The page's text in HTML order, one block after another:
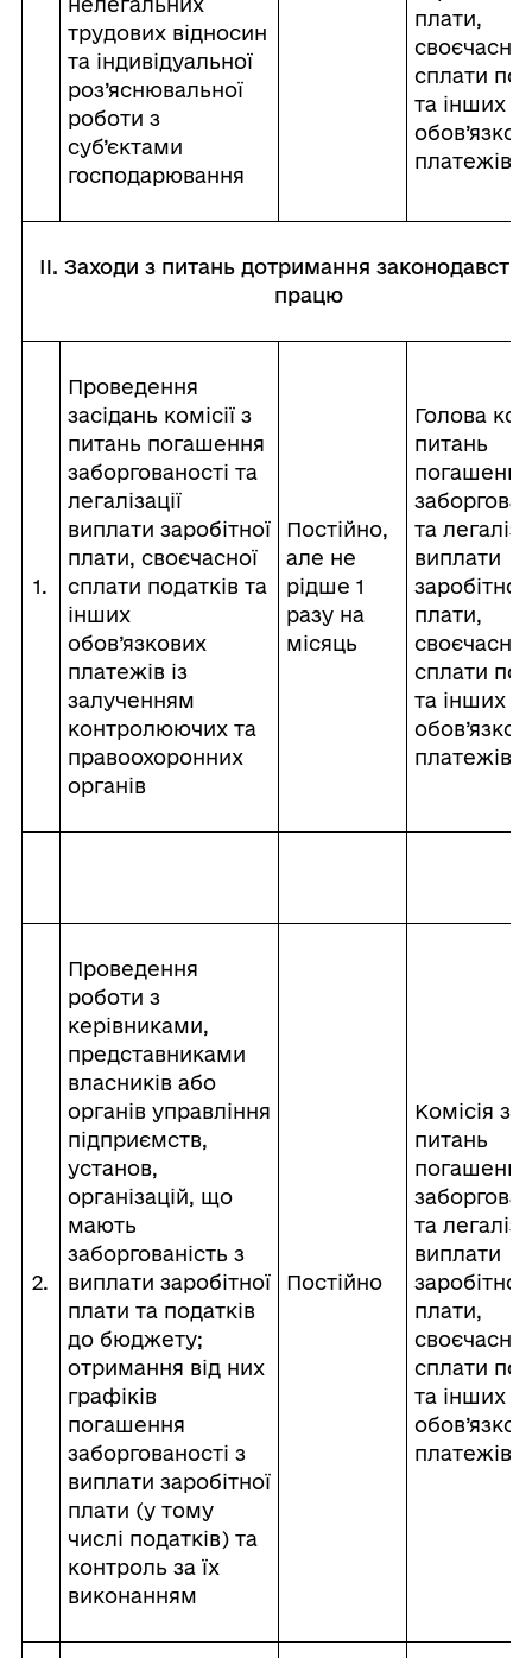
трудових відносин
та індивідуальної
роз’яснювальної
роботи з
суб’єктами
господарювання
плати,
своєчасної
сплати
та інших
платежів
II. Заходи з питань дотримання
працю
1.
Проведення
засідань комісії з
питань погашення
заборгованості та
легалізації
виплати заробітної
плати, своєчасної
сплати податків та
інших
обов’язкових
платежів із
залученням
контролюючих та
правоохоронних
органів
Постійно,
але не
рідше 1
разу на
місяць
Голова
питань
погашення
та
виплати
заробітної
плати,
своєчасної
сплати
та інших
платежів
2.
Проведення
роботи з
керівниками,
представниками
власників або
органів управління
підприємств,
установ,
організацій, що
мають
заборгованість з
виплати заробітної
плати та податків
до бюджету;
отримання від них
графіків
погашення
заборгованості з
виплати заробітної
плати (у тому
числі податків) та
контроль за їх
виконанням
Постійно
Комісія з
питань
погашення
та
виплати
заробітної
плати,
своєчасної
сплати
та інших
платежів